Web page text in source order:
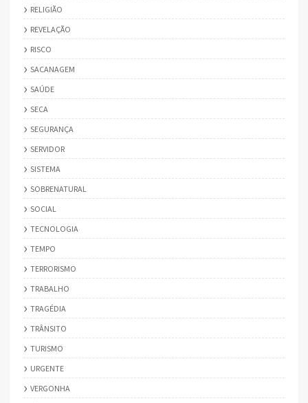
RELIGIÃO
REVELAÇÃO
RISCO
SACANAGEM
SAÚDE
SECA
SEGURANÇA
SERVIDOR
SISTEMA
SOBRENATURAL
SOCIAL
TECNOLOGIA
TEMPO
TERRORISMO
TRABALHO
TRAGÉDIA
TRÂNSITO
TURISMO
URGENTE
VERGONHA